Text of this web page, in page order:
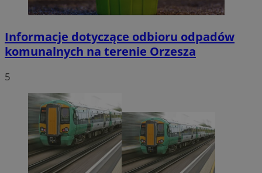
Informacje dotyczące odbioru odpadów
komunalnych na terenie Orzesza
5